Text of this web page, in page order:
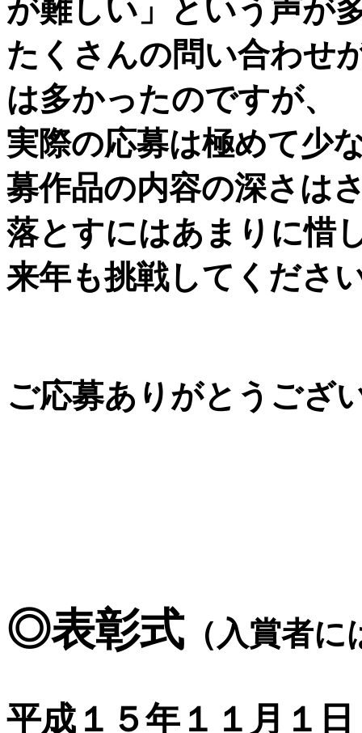
が難しい」という声が
たくさんの問い合わせ
は多かったのですが、
実際の応募は極めて少
募作品の内容の深さは
落とすにはあまりに惜
来年も挑戦してくださ
ご応募ありがとうござ
◎表彰式 （入賞者
平成１５年１１月１日